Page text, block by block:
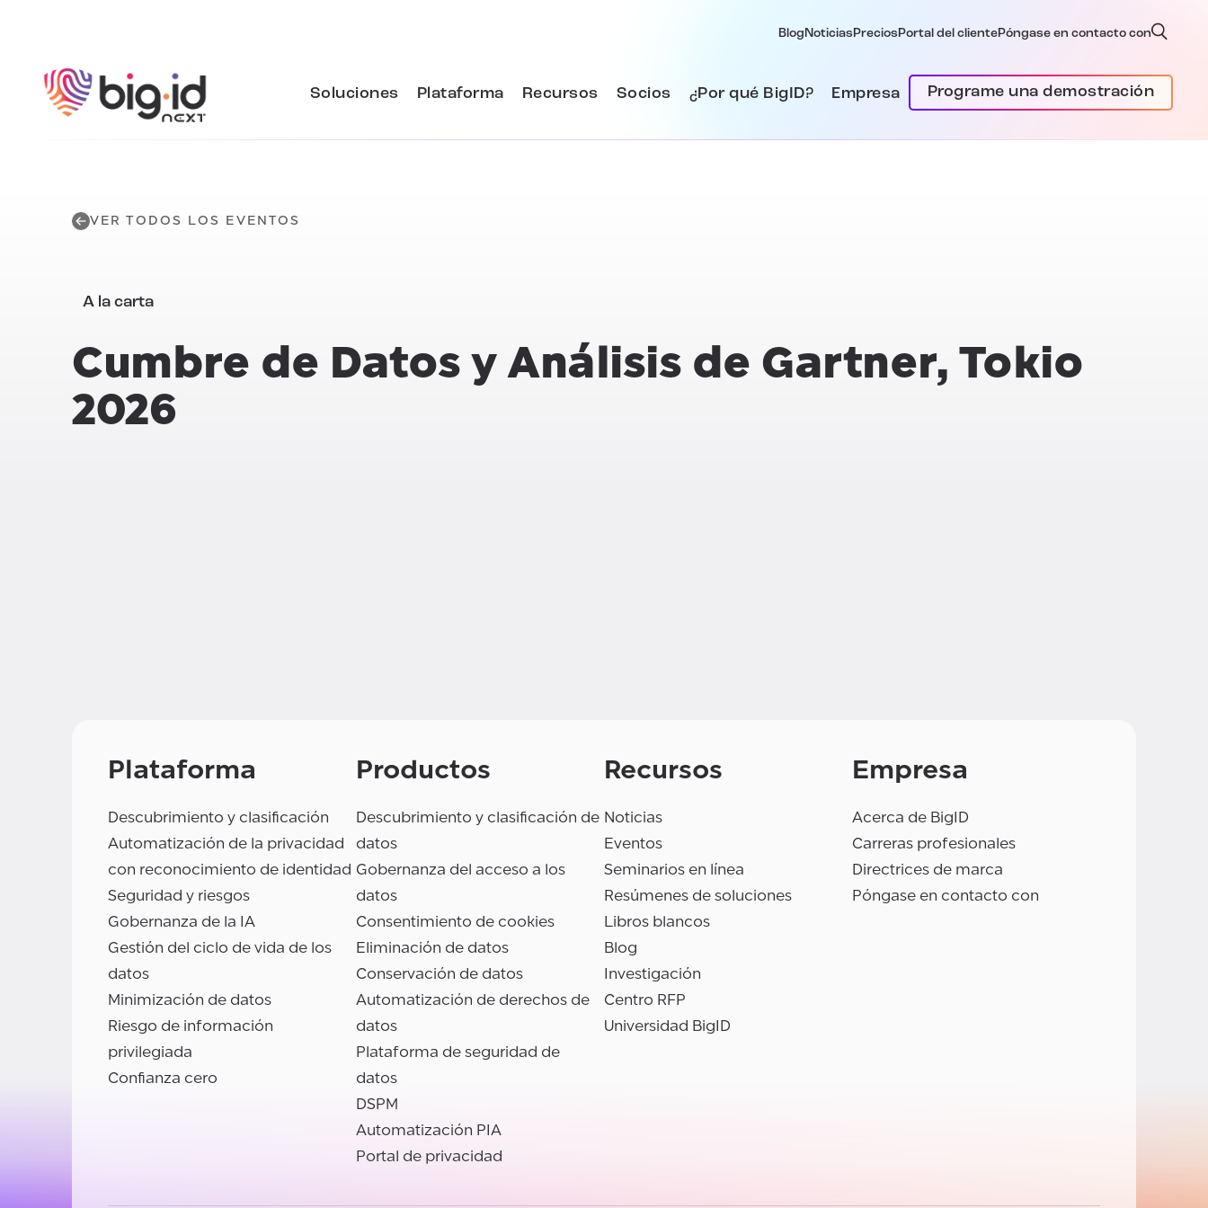
Blog Noticias Precios Portal del clientePóngase en contacto con
Soluciones Plataforma Recursos Socios ¿Por qué BigID? Empresa Programe una demostración
VER TODOS LOS EVENTOS
A la carta
Cumbre de Datos y Análisis de Gartner, Tokio
2026
Plataforma
Descubrimiento y clasificación
Automatización de la privacidad
con reconocimiento de identidad
Seguridad y riesgos
Gobernanza de la IA
Gestión del ciclo de vida de los
datos
Minimización de datos
Riesgo de información
privilegiada
Confianza cero
Productos
Descubrimiento y clasificación de
datos
Gobernanza del acceso a los
datos
Consentimiento de cookies
Eliminación de datos
Conservación de datos
Automatización de derechos de
datos
Plataforma de seguridad de
datos
DSPM
Automatización PIA
Portal de privacidad
Recursos
Noticias
Eventos
Seminarios en línea
Resúmenes de soluciones
Libros blancos
Blog
Investigación
Centro RFP
Universidad BigID
Empresa
Acerca de BigID
Carreras profesionales
Directrices de marca
Póngase en contacto con